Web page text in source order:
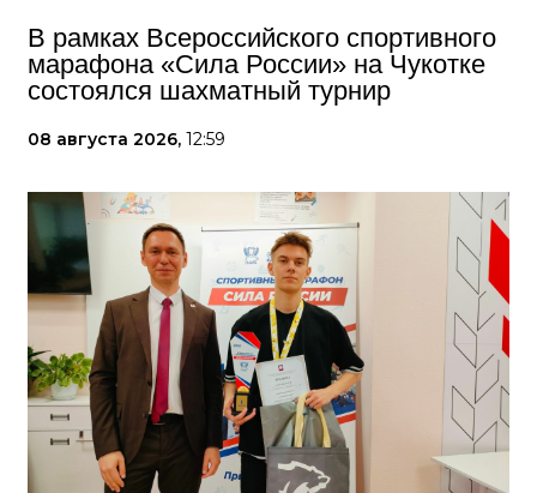
В рамках Всероссийского спортивного
марафона «Сила России» на Чукотке
состоялся шахматный турнир
08 августа 2026, 12:59